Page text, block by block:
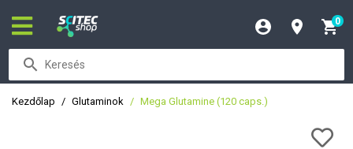
0
Kezdőlap Glutaminok Mega Glutamine (120 caps.)